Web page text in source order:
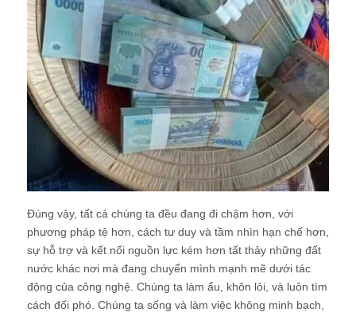
Đúng vậy, tất cả chúng ta đều đang đi chậm hơn, với
phương pháp tệ hơn, cách tư duy và tầm nhìn hạn chế hơn,
sự hỗ trợ và kết nối nguồn lực kém hơn tất thảy những đất
nước khác nơi mà đang chuyển mình mạnh mẽ dưới tác
động của công nghệ. Chúng ta làm ẩu, khôn lỏi, và luôn tìm
cách đối phó. Chúng ta sống và làm việc không minh bạch,